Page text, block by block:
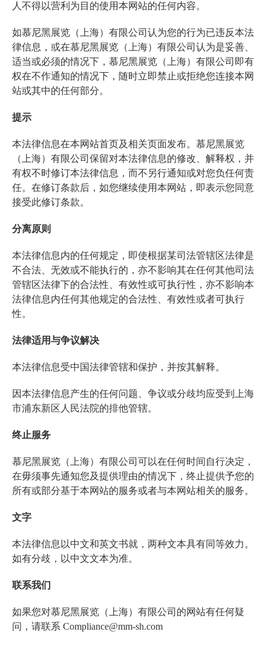
人不得以营利为目的使用本网站的任何内容。
如慕尼黑展览（上海）有限公司认为您的行为已违反本法
律信息，或在慕尼黑展览（上海）有限公司认为是妥善、
适当或必须的情况下，慕尼黑展览（上海）有限公司即有
权在不作通知的情况下，随时立即禁止或拒绝您连接本网
站或其中的任何部分。
提示
本法律信息在本网站首页及相关页面发布。慕尼黑展览
（上海）有限公司保留对本法律信息的修改、解释权，并
有权不时修订本法律信息，而不另行通知或对您负任何责
任。在修订条款后，如您继续使用本网站，即表示您同意
接受此修订条款。
分离原则
本法律信息内的任何规定，即使根据某司法管辖区法律是
不合法、无效或不能执行的，亦不影响其在任何其他司法
管辖区法律下的合法性、有效性或可执行性，亦不影响本
法律信息内任何其他规定的合法性、有效性或者可执行
性。
法律适用与争议解决
本法律信息受中国法律管辖和保护，并按其解释。
因本法律信息产生的任何问题、争议或分歧均应受到上海
市浦东新区人民法院的排他管辖。
终止服务
慕尼黑展览（上海）有限公司可以在任何时间自行决定，
在毋须事先通知您及提供理由的情况下，终止提供予您的
所有或部分基于本网站的服务或者与本网站相关的服务。
文字
本法律信息以中文和英文书就，两种文本具有同等效力。
如有分歧，以中文文本为准。
联系我们
如果您对慕尼黑展览（上海）有限公司的网站有任何疑
问，请联系 Compliance@mm-sh.com